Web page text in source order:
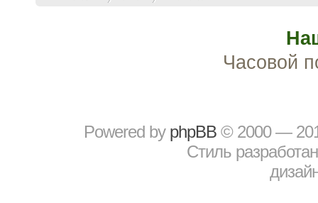
Часовой
Powered by рhрBВ © 2000 —
Стиль